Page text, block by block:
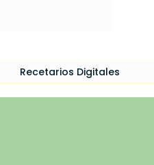
Recetarios Digitales